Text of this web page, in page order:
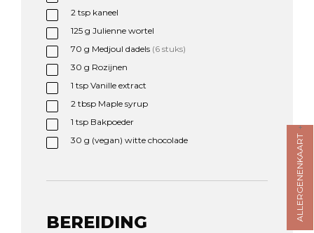
ALLERGENENKAART
2 tspkaneel
125 g Julienne wortel
70 g Medjoul dadels (6 stuks)
30 g Rozijnen
1 tspVanille extract
2 tbspMaple syrup
1 tspBakpoeder
30 g (vegan) witte chocolade
BEREIDING